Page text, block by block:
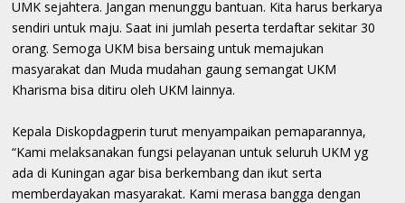
UMK sejahtera. Jangan menunggu bantuan. Kita harus berkarya
sendiri untuk maju. Saat ini jumlah peserta terdaftar sekitar 30
orang. Semoga UKM bisa bersaing untuk memajukan
masyarakat dan Muda mudahan gaung semangat UKM
Kharisma bisa ditiru oleh UKM lainnya.
Kepala Diskopdagperin turut menyampaikan pemaparannya,
“Kami melaksanakan fungsi pelayanan untuk seluruh UKM yg
ada di Kuningan agar bisa berkembang dan ikut serta
memberdayakan masyarakat. Kami merasa bangga dengan